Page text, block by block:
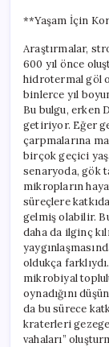
**Yaşam İçin
Araştırmalar,
600 yıl önce
hidrotermal göl
binlerce yıl
Bu bulgu, erken
getiriyor. Eğer
çarpmalarına
birçok geçici
senaryoda, gök
mikropların
süreçlere
gelmiş olabilir.
daha da ilginç
oldukça
mikrobiyal
oynadığını
da bu sürece
kraterleri
vahaları”